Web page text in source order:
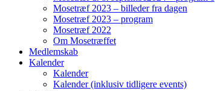
Mosetræf 2023 – billeder fra dagen
Mosetræf 2023 – program
Mosetræf 2022
Om Mosetræffet
Medlemskab
Kalender
Kalender
Kalender (inklusiv tidligere events)